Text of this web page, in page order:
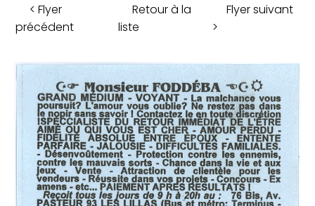
< Flyer
précédent
Retour à la
liste
Flyer suivant
>